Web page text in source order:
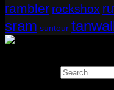
rambler rockshox
sram suntour